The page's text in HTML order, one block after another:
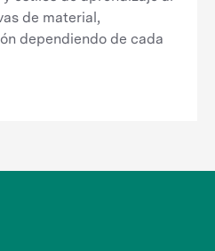
de material,
dependiendo de cada